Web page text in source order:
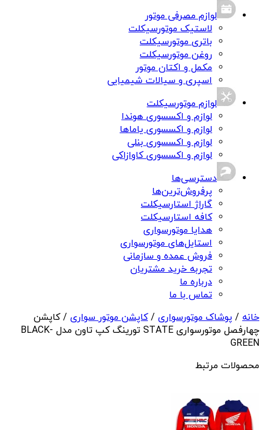
لوازم مصرفی موتور
لاستیک موتورسیکلت
باتری موتورسیکلت
روغن موتورسیکلت
مکمل و اکتان موتور
اسپری و سیالات شیمیایی
لوازم موتورسیکلت
لوازم و اکسسوری هوندا
لوازم و اکسسوری یاماها
لوازم و اکسسوری بنلی
لوازم و اکسسوری کاوازاکی
دسترسی‌ها
پرفروش‌ترین‌ها
گاراژ استارسیکلت
کافه استارسیکلت
هدایا موتورسواری
استایل‌های موتورسواری
فروش عمده و سازمانی
تجربه خرید مشتریان
درباره ما
تماس با ما
خانه / پوشاک موتورسواری /کاپشن موتور سواری / کاپشن
چهارفصل موتورسواری STATE تورینگ کپ تاون مدل BLACK-
GREEN
محصولات مرتبط